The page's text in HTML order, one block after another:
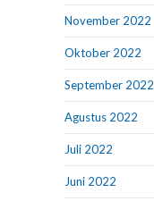
November 2022
Oktober 2022
September 2022
Agustus 2022
Juli 2022
Juni 2022